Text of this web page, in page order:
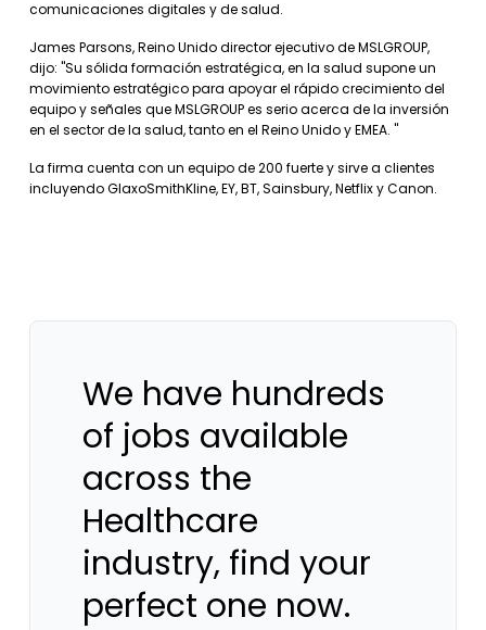
comunicaciones digitales y de salud.
James Parsons, Reino Unido director ejecutivo de MSLGROUP,
dijo: "Su sólida formación estratégica, en la salud supone un
movimiento estratégico para apoyar el rápido crecimiento del
equipo y señales que MSLGROUP es serio acerca de la inversión
en el sector de la salud, tanto en el Reino Unido y EMEA. "
La firma cuenta con un equipo de 200 fuerte y sirve a clientes
incluyendo GlaxoSmithKline, EY, BT, Sainsbury, Netflix y Canon.
We have hundreds
of jobs available
across the
Healthcare
industry, find your
perfect one now.